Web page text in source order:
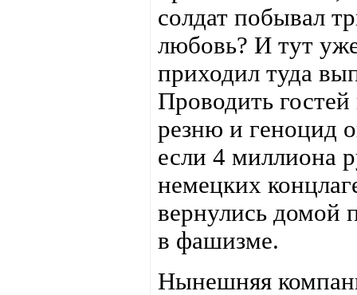
солдат побывал
любовь? И тут
приходил туда
Проводить
резню и геноцид
если 4 миллиона
немецких
вернулись домой
в фашизме.
Нынешняя